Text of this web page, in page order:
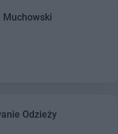
Odzieży